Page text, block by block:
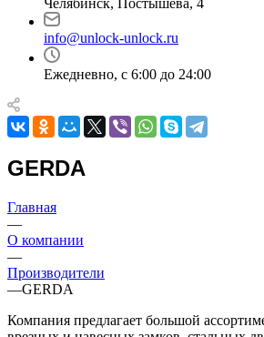
Челябинск, Постышева, 4
info@unlock-unlock.ru
Ежедневно, с 6:00 до 24:00
GERDA
Главная
—
О компании
—
Производители
—GERDA
Компания предлагает большой